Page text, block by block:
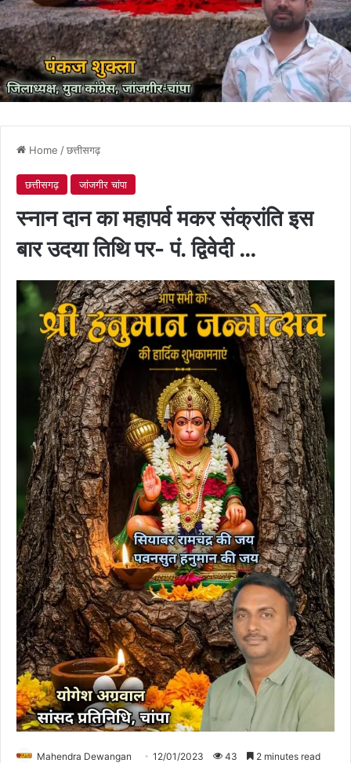
Home /छत्तीसगढ़
छत्तीसगढ़ जांजगीर चांपा
स्नान दान का महापर्व मकर संक्रांति इस
बार उदया तिथि पर- पं. द्विवेदी …
Mahendra Dewangan 12/01/2023 43 2 minutes read